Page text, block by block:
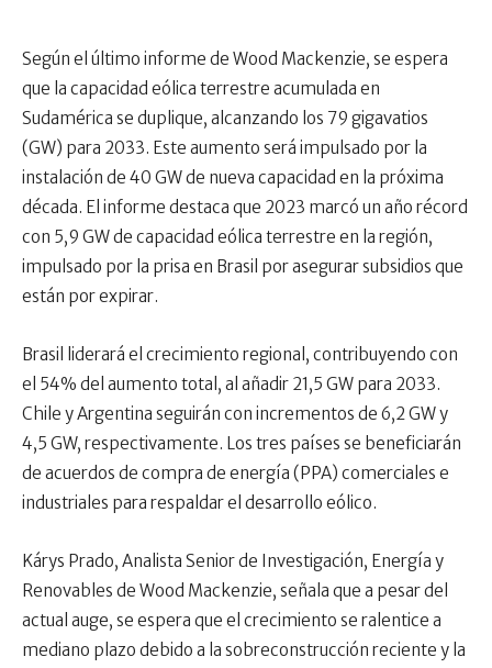
Según el último informe de Wood Mackenzie, se espera
que la capacidad eólica terrestre acumulada en
Sudamérica se duplique, alcanzando los 79 gigavatios
(GW) para 2033. Este aumento será impulsado por la
instalación de 40 GW de nueva capacidad en la próxima
década. El informe destaca que 2023 marcó un año récord
con 5,9 GW de capacidad eólica terrestre en la región,
impulsado por la prisa en Brasil por asegurar subsidios que
están por expirar.
Brasil liderará el crecimiento regional, contribuyendo con
el 54% del aumento total, al añadir 21,5 GW para 2033.
Chile y Argentina seguirán con incrementos de 6,2 GW y
4,5 GW, respectivamente. Los tres países se beneficiarán
de acuerdos de compra de energía (PPA) comerciales e
industriales para respaldar el desarrollo eólico.
Kárys Prado, Analista Senior de Investigación, Energía y
Renovables de Wood Mackenzie, señala que a pesar del
actual auge, se espera que el crecimiento se ralentice a
mediano plazo debido a la sobreconstrucción reciente y la